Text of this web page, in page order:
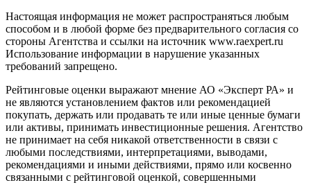
Настоящая информация не может распространяться любым
способом и в любой форме без предварительного согласия со
стороны Агентства и ссылки на источник www.raexpert.ru
Использование информации в нарушение указанных
требований запрещено.
Рейтинговые оценки выражают мнение АО «Эксперт РА» и
не являются установлением фактов или рекомендацией
покупать, держать или продавать те или иные ценные бумаги
или активы, принимать инвестиционные решения. Агентство
не принимает на себя никакой ответственности в связи с
любыми последствиями, интерпретациями, выводами,
рекомендациями и иными действиями, прямо или косвенно
связанными с рейтинговой оценкой, совершенными